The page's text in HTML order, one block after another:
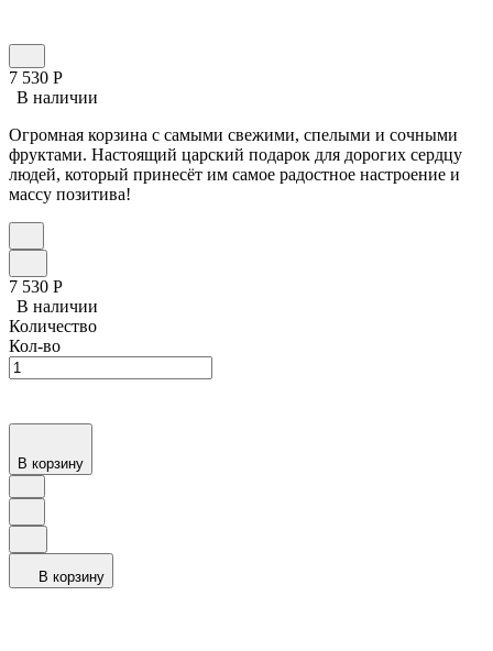
7 530 Р
В наличии
Огромная корзина с самыми свежими, спелыми и сочными
фруктами. Настоящий царский подарок для дорогих сердцу
людей, который принесёт им самое радостное настроение и
массу позитива!
7 530 Р
В наличии
Количество
Кол-во
В корзину
В корзину